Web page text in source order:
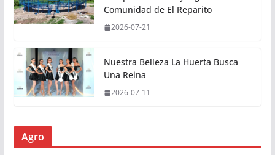
Comunidad de El Reparito
2026-07-21
Nuestra Belleza La Huerta Busca
Una Reina
2026-07-11
Agro